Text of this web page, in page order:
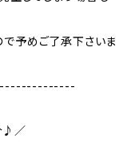
予めご了承下さいま
♪／